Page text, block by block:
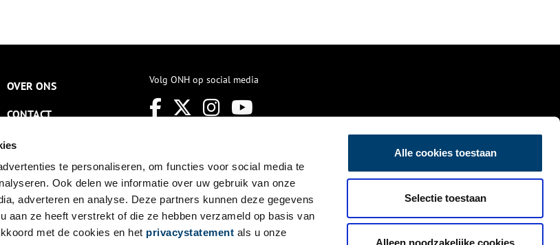
te personaliseren, om functies voor social media te
Ook delen we informatie over uw gebruik van onze
adverteren en analyse. Deze partners kunnen deze gegevens
aan ze heeft verstrekt of die ze hebben verzameld op basis van
met de cookies en het privacystatement als u onze
Alle cookies toestaan
Selectie toestaan
Alleen noodzakelijke cookies
OVER ONS
CONTACT
NIEUWSBRIEF
DISCLAIMER
PRIVACY
TOEGANKELIJKHEID
Volg ONH op social media